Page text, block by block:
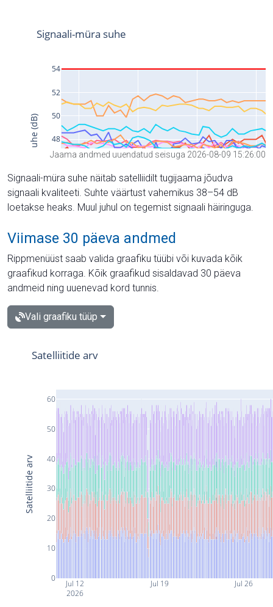
Jaama andmed uuendatud seisuga 2026-08-09 15:26:00
Signaali-müra suhe näitab satelliidilt tugijaama jõudva
signaali kvaliteeti. Suhte väärtust vahemikus 38–54 dB
loetakse heaks. Muul juhul on tegemist signaali häiringuga.
Viimase 30 päeva andmed
Rippmenüüst saab valida graafiku tüübi või kuvada kõik
graafikud korraga. Kõik graafikud sisaldavad 30 päeva
andmeid ning uuenevad kord tunnis.
Vali graafiku tüüp
Jul 12
2026
Jul 19 Jul 26
0
10
20
30
40
50
60
Satelliitide arv
Satelliitide arv